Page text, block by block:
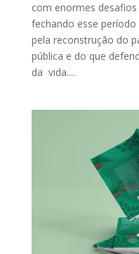
com enormes desafios
fechando esse
pela reconstrução do
pública e do que
da vida....